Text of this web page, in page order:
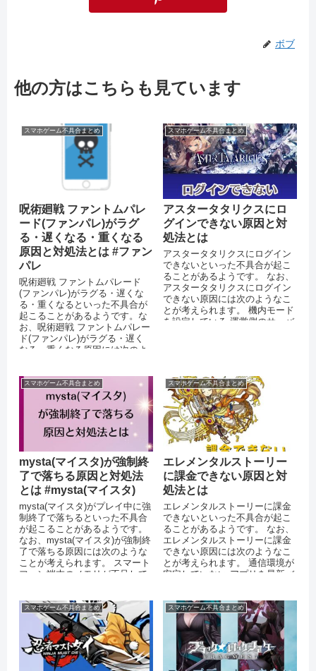
ボブ
他の方はこちらも見ています
スマホゲーム不具合まとめ
呪術廻戦 ファントムパレ
ード(ファンパレ)がラグ
る・遅くなる・重くなる
原因と対処法とは #ファン
パレ
呪術廻戦 ファントムパレード
(ファンパレ)がラグる・遅くな
る・重くなるといった不具合が
起こることがあるようです。な
お、呪術廻戦 ファントムパレー
ド(ファンパレ)がラグる・遅く
なる・重くなる原因には次のよ
スマホゲーム不具合まとめ
アスタータタリクスにロ
グインできない原因と対
処法とは
アスタータタリクスにログイン
できないといった不具合が起こ
ることがあるようです。 なお、
アスタータタリクスにログイン
できない原因には次のようなこ
とが考えられます。 機内モード
を設定している 運営側のサーバ
スマホゲーム不具合まとめ
mysta(マイスタ)が強制終
了で落ちる原因と対処法
とは #mysta(マイスタ)
mysta(マイスタ)がプレイ中に強
制終了で落ちるといった不具合
が起こることがあるようです。
なお、mysta(マイスタ)が強制終
了で落ちる原因には次のような
ことが考えられます。 スマート
フォン端末のメモリが不足して
スマホゲーム不具合まとめ
エレメンタルストーリー
に課金できない原因と対
処法とは
エレメンタルストーリーに課金
できないといった不具合が起こ
ることがあるようです。 なお、
エレメンタルストーリーに課金
できない原因には次のようなこ
とが考えられます。 通信環境が
安定していない アプリを最新バ
スマホゲーム不具合まとめ スマホゲーム不具合まとめ